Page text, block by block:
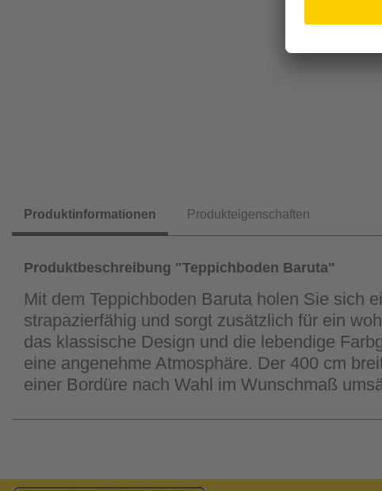
Produktinformationen Produkteigenschaften
Produktbeschreibung "Teppichboden Baruta"
Mit dem Teppichboden Baruta holen Sie sich
strapazierfähig und sorgt zusätzlich für ein
das klassische Design und die lebendige
eine angenehme Atmosphäre. Der 400 cm
einer Bordüre nach Wahl im Wunschmaß